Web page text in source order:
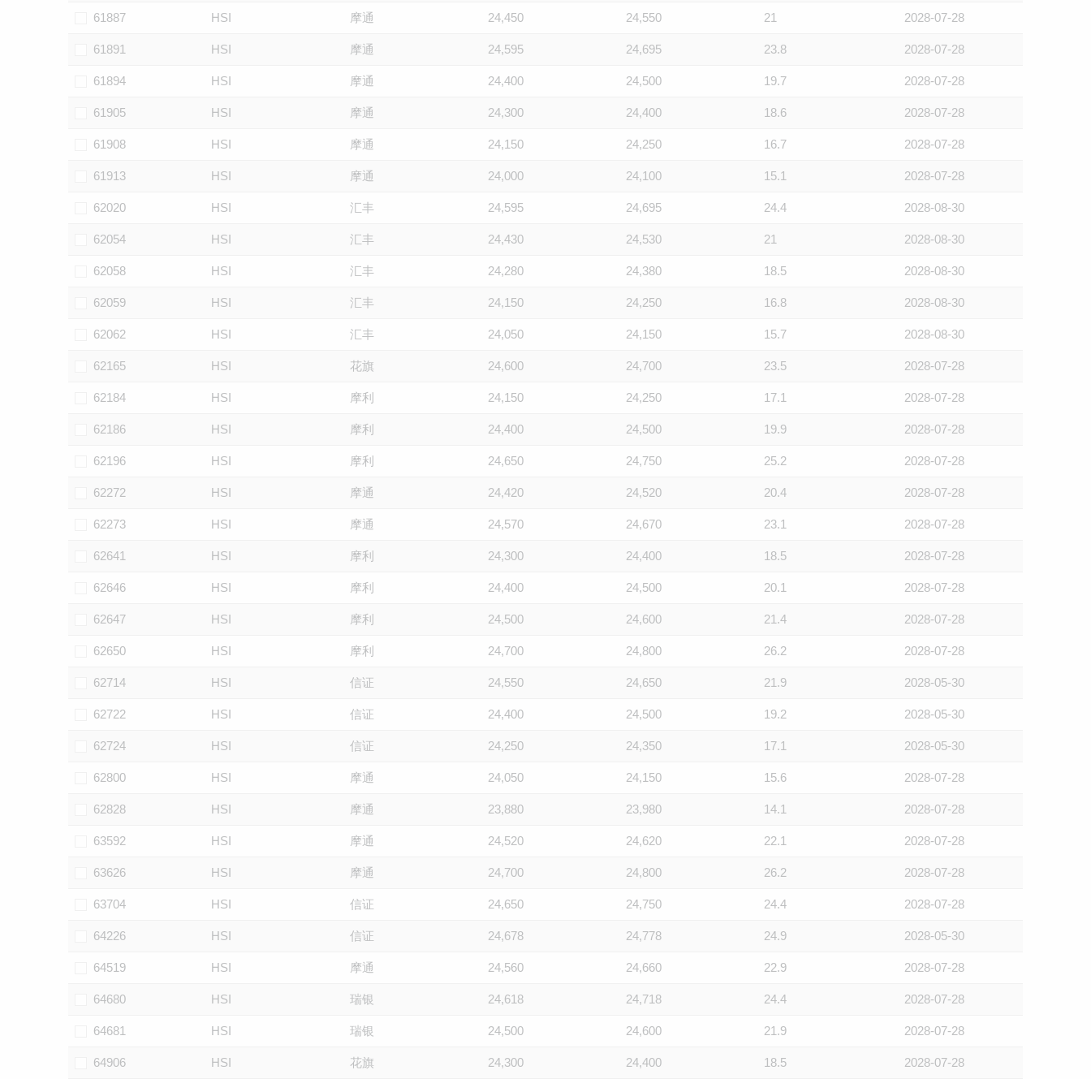
61887 HSI 摩通 24,450 24,550 21 2028-07-28
61891 HSI 摩通 24,595 24,695 23.8 2028-07-28
61894 HSI 摩通 24,400 24,500 19.7 2028-07-28
61905 HSI 摩通 24,300 24,400 18.6 2028-07-28
61908 HSI 摩通 24,150 24,250 16.7 2028-07-28
61913 HSI 摩通 24,000 24,100 15.1 2028-07-28
62020 HSI 汇丰 24,595 24,695 24.4 2028-08-30
62054 HSI 汇丰 24,430 24,530 21 2028-08-30
62058 HSI 汇丰 24,280 24,380 18.5 2028-08-30
62059 HSI 汇丰 24,150 24,250 16.8 2028-08-30
62062 HSI 汇丰 24,050 24,150 15.7 2028-08-30
62165 HSI 花旗 24,600 24,700 23.5 2028-07-28
62184 HSI 摩利 24,150 24,250 17.1 2028-07-28
62186 HSI 摩利 24,400 24,500 19.9 2028-07-28
62196 HSI 摩利 24,650 24,750 25.2 2028-07-28
62272 HSI 摩通 24,420 24,520 20.4 2028-07-28
62273 HSI 摩通 24,570 24,670 23.1 2028-07-28
62641 HSI 摩利 24,300 24,400 18.5 2028-07-28
62646 HSI 摩利 24,400 24,500 20.1 2028-07-28
62647 HSI 摩利 24,500 24,600 21.4 2028-07-28
62650 HSI 摩利 24,700 24,800 26.2 2028-07-28
62714 HSI 信证 24,550 24,650 21.9 2028-05-30
62722 HSI 信证 24,400 24,500 19.2 2028-05-30
62724 HSI 信证 24,250 24,350 17.1 2028-05-30
62800 HSI 摩通 24,050 24,150 15.6 2028-07-28
62828 HSI 摩通 23,880 23,980 14.1 2028-07-28
63592 HSI 摩通 24,520 24,620 22.1 2028-07-28
63626 HSI 摩通 24,700 24,800 26.2 2028-07-28
63704 HSI 信证 24,650 24,750 24.4 2028-07-28
64226 HSI 信证 24,678 24,778 24.9 2028-05-30
64519 HSI 摩通 24,560 24,660 22.9 2028-07-28
64680 HSI 瑞银 24,618 24,718 24.4 2028-07-28
64681 HSI 瑞银 24,500 24,600 21.9 2028-07-28
64906 HSI 花旗 24,300 24,400 18.5 2028-07-28